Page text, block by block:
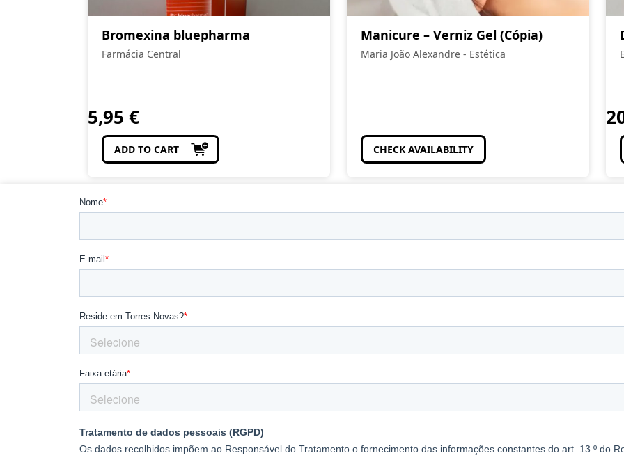
Bromexina bluepharma
Farmácia Central
5,95 €
ADD TO CART
Manicure – Verniz Gel (Cópia)
Maria João Alexandre - Estética
CHECK AVAILABILITY